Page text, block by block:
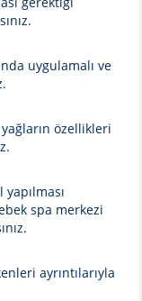
uygulamalı ve
özellikleri
spa merkezi
ayrıntılarıyla